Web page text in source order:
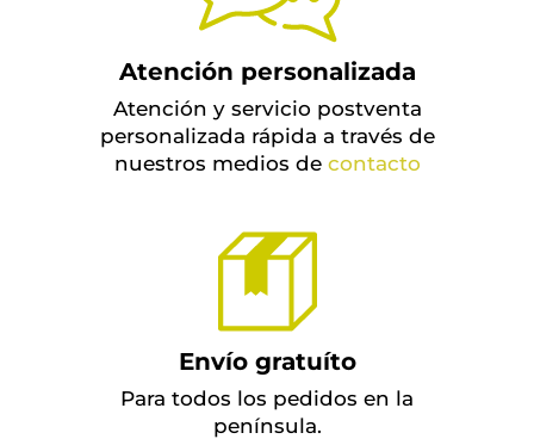
Atención personalizada
Atención y servicio postventa
personalizada rápida a través de
nuestros medios de contacto
Envío gratuíto
Para todos los pedidos en la
península.